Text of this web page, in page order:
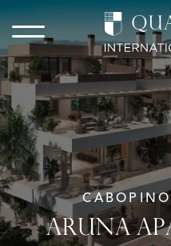
ARUNA